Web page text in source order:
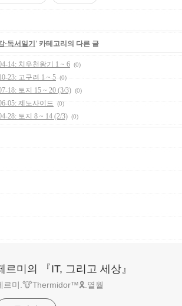
·독서일기 ' 카테고리의 다른 글
14: 치우천왕기 1 ~ 6 (0)
23: 고구려 1 ~ 5 (0)
18: 토지 15 ~ 20 (3/3) (0)
05: 제노사이드 (0)
28: 토지 8 ~ 14 (2/3) (0)
르미의 『IT, 그리고 세상』
르미.🐮Thermidor™🎗️.열월